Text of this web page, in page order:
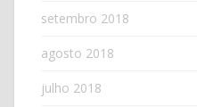
setembro 2018
agosto 2018
julho 2018